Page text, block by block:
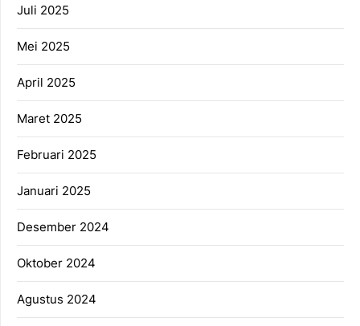
Juli 2025
Mei 2025
April 2025
Maret 2025
Februari 2025
Januari 2025
Desember 2024
Oktober 2024
Agustus 2024